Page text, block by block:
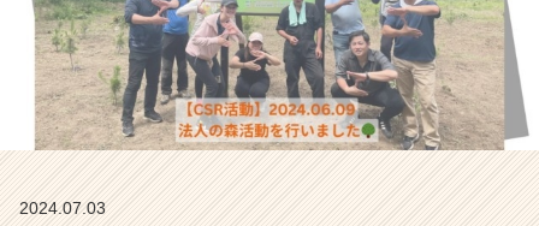
会
社
Z
E
A
L.
2024.07.03